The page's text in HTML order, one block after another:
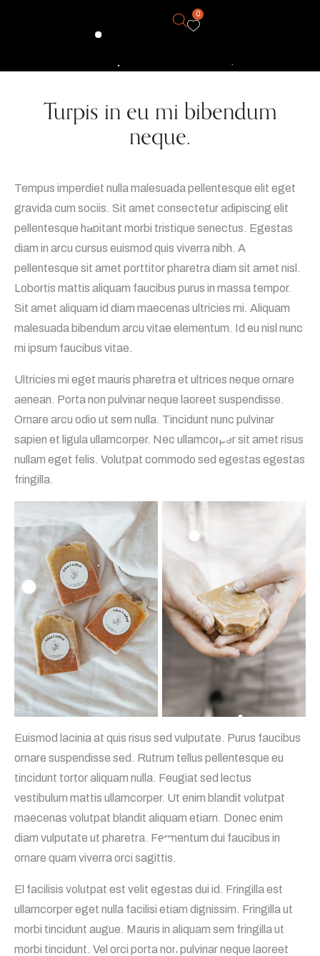
0
Turpis in eu mi bibendum
neque.
Tempus imperdiet nulla malesuada pellentesque elit eget
gravida cum sociis. Sit amet consectetur adipiscing elit
pellentesque habitant morbi tristique senectus. Egestas
diam in arcu cursus euismod quis viverra nibh. A
pellentesque sit amet porttitor pharetra diam sit amet nisl.
Lobortis mattis aliquam faucibus purus in massa tempor.
Sit amet aliquam id diam maecenas ultricies mi. Aliquam
malesuada bibendum arcu vitae elementum. Id eu nisl nunc
mi ipsum faucibus vitae.
Ultricies mi eget mauris pharetra et ultrices neque ornare
aenean. Porta non pulvinar neque laoreet suspendisse.
Ornare arcu odio ut sem nulla. Tincidunt nunc pulvinar
sapien et ligula ullamcorper. Nec ullamcorper sit amet risus
nullam eget felis. Volutpat commodo sed egestas egestas
fringilla.
Euismod lacinia at quis risus sed vulputate. Purus faucibus
ornare suspendisse sed. Rutrum tellus pellentesque eu
tincidunt tortor aliquam nulla. Feugiat sed lectus
vestibulum mattis ullamcorper. Ut enim blandit volutpat
maecenas volutpat blandit aliquam etiam. Donec enim
diam vulputate ut pharetra. Fermentum dui faucibus in
ornare quam viverra orci sagittis.
El facilisis volutpat est velit egestas dui id. Fringilla est
ullamcorper eget nulla facilisi etiam dignissim. Fringilla ut
morbi tincidunt augue. Mauris in aliquam sem fringilla ut
morbi tincidunt. Vel orci porta non pulvinar neque laoreet